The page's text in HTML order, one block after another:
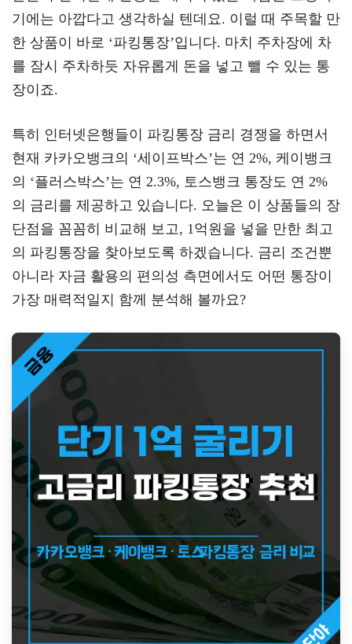
m
k
기에는 아깝다고 생각하실 텐데요. 이럴 때 주목할 만
한 상품이 바로 ‘파킹통장’입니다. 마치 주차장에 차
를 잠시 주차하듯 자유롭게 돈을 넣고 뺄 수 있는 통
장이죠.
특히 인터넷은행들이 파킹통장 금리 경쟁을 하면서
현재 카카오뱅크의 ‘세이프박스’는 연 2%, 케이뱅크
의 ‘플러스박스’는 연 2.3%, 토스뱅크 통장도 연 2%
의 금리를 제공하고 있습니다. 오늘은 이 상품들의 장
단점을 꼼꼼히 비교해 보고, 1억원을 넣을 만한 최고
의 파킹통장을 찾아보도록 하겠습니다. 금리 조건뿐
아니라 자금 활용의 편의성 측면에서도 어떤 통장이
가장 매력적일지 함께 분석해 볼까요?